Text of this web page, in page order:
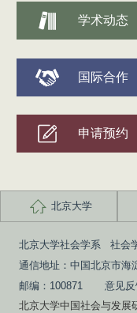
学术动态
国际合作
申请预约
北京大学
北京大学社会学系 社会
通信地址：中国北京市海
邮编：100871 意见反
北京大学中国社会与发展